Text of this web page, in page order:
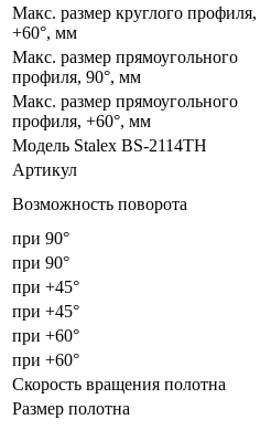
Макс. размер круглого профиля,
+60°, мм
Макс. размер прямоугольного
профиля, 90°, мм
Макс. размер прямоугольного
профиля, +60°, мм
Модель Stalex BS-2114ТН
Артикул
Возможность поворота
при 90°
при 90°
при +45°
при +45°
при +60°
при +60°
Скорость вращения полотна
Размер полотна